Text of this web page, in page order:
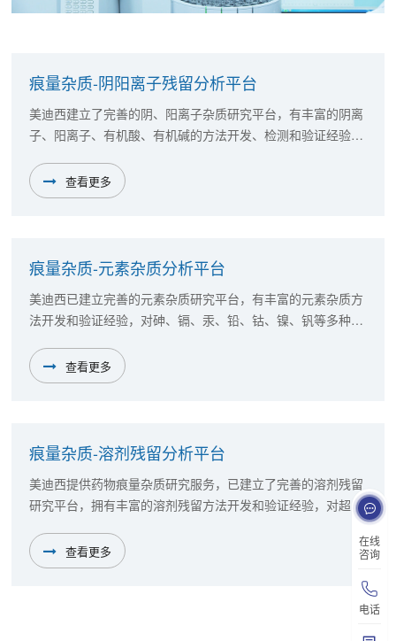
在线
咨询
电话
痕量杂质-阴阳离子残留分析平台
美迪西建立了完善的阴、阳离子杂质研究平台，有丰富的阴离
子、阳离子、有机酸、有机碱的方法开发、检测和验证经验。
（CDE）的临床审批阶段。
查看更多
痕量杂质-元素杂质分析平台
美迪西已建立完善的元素杂质研究平台，有丰富的元素杂质方
法开发和验证经验，对砷、镉、汞、铅、钴、镍、钒等多种元
研究工作。研究结果满足CDE的申报要求，可以支持客户审计
并配合药监部门的现场核查。
查看更多
痕量杂质-溶剂残留分析平台
美迪西提供药物痕量杂质研究服务，已建立了完善的溶剂残留
研究平台，拥有丰富的溶剂残留方法开发和验证经验，对超过
溶剂残留质量研究工作。研究结果满足CDE的申报要求，可以
支持客户审计并配合药监部门的现场核查。
查看更多